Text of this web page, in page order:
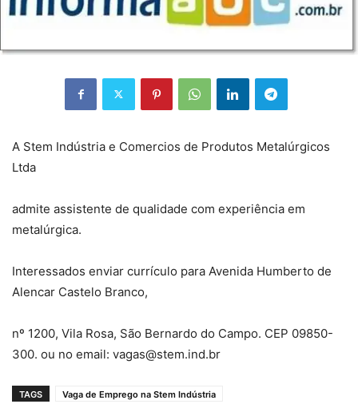
A Stem Indústria e Comercios de Produtos Metalúrgicos
Ltda
admite assistente de qualidade com experiência em
metalúrgica.
Interessados enviar currículo para Avenida Humberto de
Alencar Castelo Branco,
nº 1200, Vila Rosa, São Bernardo do Campo. CEP 09850-
300. ou no email: vagas@stem.ind.br
TAGS Vaga de Emprego na Stem Indústria